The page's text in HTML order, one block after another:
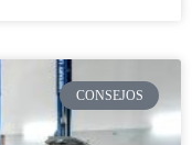
CONSEJOS